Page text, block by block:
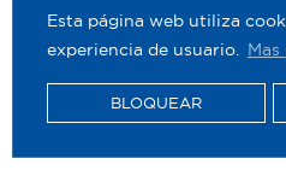
Esta página web utiliza
experiencia de usuario.
BLOQUEAR
pendiente mínima de 3°
horizontales (T<120°C)